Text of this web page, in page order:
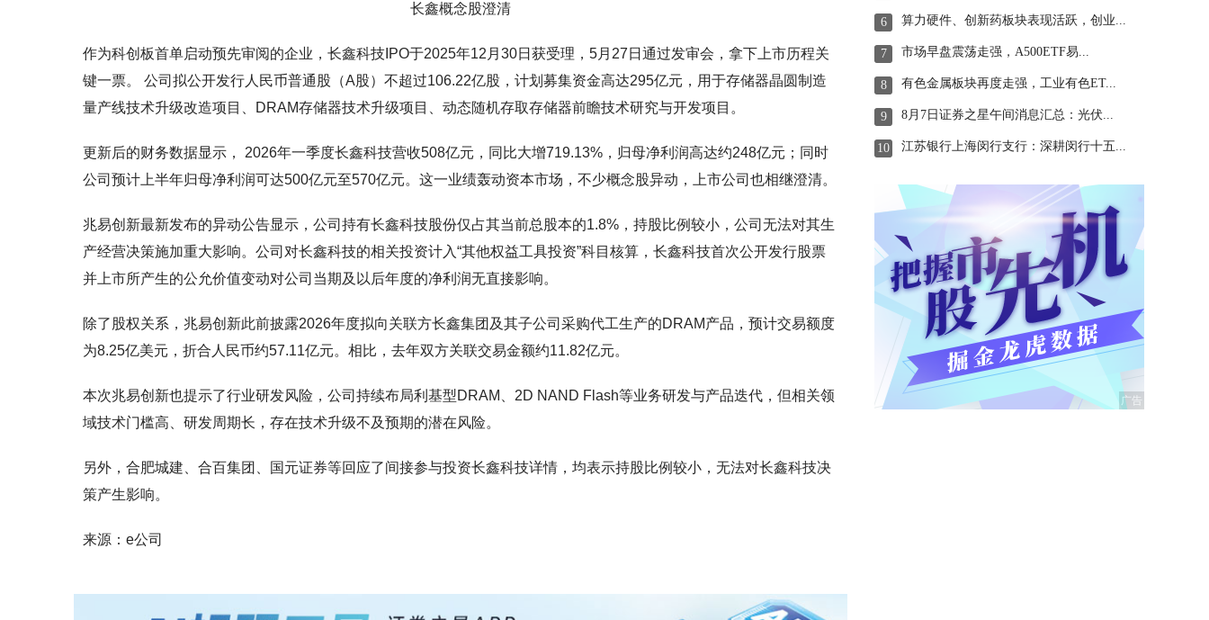
长鑫概念股澄清
作为科创板首单启动预先审阅的企业，长鑫科技IPO于2025年12月30日获受理，5月27日通过发审会，拿下上市历程关
键一票。 公司拟公开发行人民币普通股（A股）不超过106.22亿股，计划募集资金高达295亿元，用于存储器晶圆制造
量产线技术升级改造项目、DRAM存储器技术升级项目、动态随机存取存储器前瞻技术研究与开发项目。
更新后的财务数据显示， 2026年一季度长鑫科技营收508亿元，同比大增719.13%，归母净利润高达约248亿元；同时
公司预计上半年归母净利润可达500亿元至570亿元。这一业绩轰动资本市场，不少概念股异动，上市公司也相继澄清。
兆易创新最新发布的异动公告显示，公司持有长鑫科技股份仅占其当前总股本的1.8%，持股比例较小，公司无法对其生
产经营决策施加重大影响。公司对长鑫科技的相关投资计入“其他权益工具投资”科目核算，长鑫科技首次公开发行股票
并上市所产生的公允价值变动对公司当期及以后年度的净利润无直接影响。
除了股权关系，兆易创新此前披露2026年度拟向关联方长鑫集团及其子公司采购代工生产的DRAM产品，预计交易额度
为8.25亿美元，折合人民币约57.11亿元。相比，去年双方关联交易金额约11.82亿元。
本次兆易创新也提示了行业研发风险，公司持续布局利基型DRAM、2D NAND Flash等业务研发与产品迭代，但相关领
域技术门槛高、研发周期长，存在技术升级不及预期的潜在风险。
另外，合肥城建、合百集团、国元证券等回应了间接参与投资长鑫科技详情，均表示持股比例较小，无法对长鑫科技决
策产生影响。
来源：e公司
6 算力硬件、创新药板块表现活跃，创业...
7 市场早盘震荡走强，A500ETF易...
8 有色金属板块再度走强，工业有色ET...
9 8月7日证券之星午间消息汇总：光伏...
10 江苏银行上海闵行支行：深耕闵行十五...